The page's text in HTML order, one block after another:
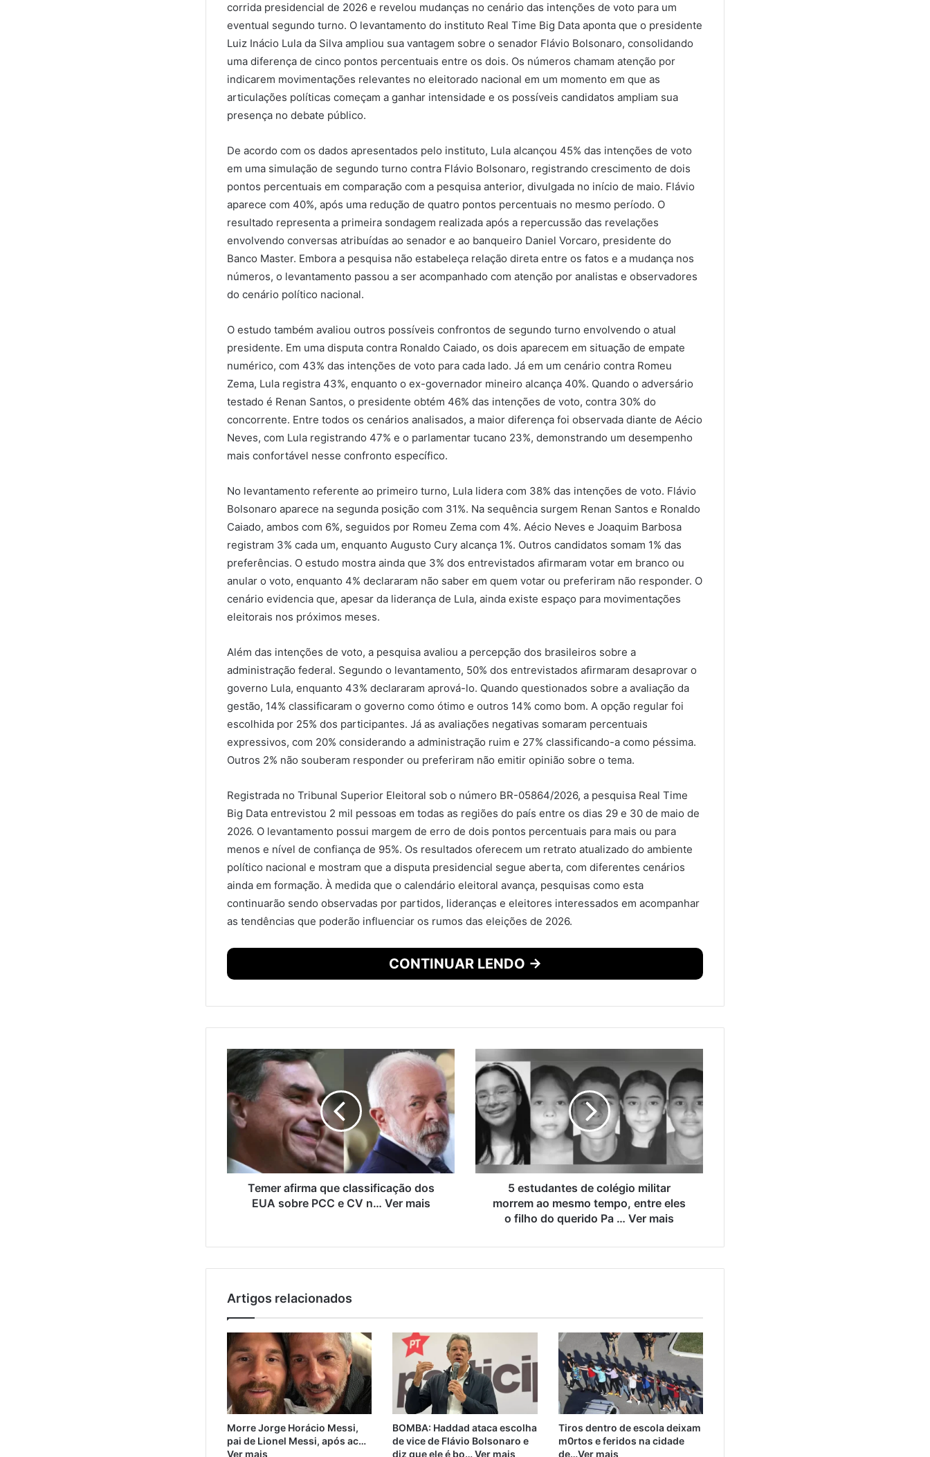
corrida presidencial de 2026 e revelou mudanças no cenário das intenções de voto para um
eventual segundo turno. O levantamento do instituto Real Time Big Data aponta que o presidente
Luiz Inácio Lula da Silva ampliou sua vantagem sobre o senador Flávio Bolsonaro, consolidando
uma diferença de cinco pontos percentuais entre os dois. Os números chamam atenção por
indicarem movimentações relevantes no eleitorado nacional em um momento em que as
articulações políticas começam a ganhar intensidade e os possíveis candidatos ampliam sua
presença no debate público.
De acordo com os dados apresentados pelo instituto, Lula alcançou 45% das intenções de voto
em uma simulação de segundo turno contra Flávio Bolsonaro, registrando crescimento de dois
pontos percentuais em comparação com a pesquisa anterior, divulgada no início de maio. Flávio
aparece com 40%, após uma redução de quatro pontos percentuais no mesmo período. O
resultado representa a primeira sondagem realizada após a repercussão das revelações
envolvendo conversas atribuídas ao senador e ao banqueiro Daniel Vorcaro, presidente do
Banco Master. Embora a pesquisa não estabeleça relação direta entre os fatos e a mudança nos
números, o levantamento passou a ser acompanhado com atenção por analistas e observadores
do cenário político nacional.
O estudo também avaliou outros possíveis confrontos de segundo turno envolvendo o atual
presidente. Em uma disputa contra Ronaldo Caiado, os dois aparecem em situação de empate
numérico, com 43% das intenções de voto para cada lado. Já em um cenário contra Romeu
Zema, Lula registra 43%, enquanto o ex-governador mineiro alcança 40%. Quando o adversário
testado é Renan Santos, o presidente obtém 46% das intenções de voto, contra 30% do
concorrente. Entre todos os cenários analisados, a maior diferença foi observada diante de Aécio
Neves, com Lula registrando 47% e o parlamentar tucano 23%, demonstrando um desempenho
mais confortável nesse confronto específico.
No levantamento referente ao primeiro turno, Lula lidera com 38% das intenções de voto. Flávio
Bolsonaro aparece na segunda posição com 31%. Na sequência surgem Renan Santos e Ronaldo
Caiado, ambos com 6%, seguidos por Romeu Zema com 4%. Aécio Neves e Joaquim Barbosa
registram 3% cada um, enquanto Augusto Cury alcança 1%. Outros candidatos somam 1% das
preferências. O estudo mostra ainda que 3% dos entrevistados afirmaram votar em branco ou
anular o voto, enquanto 4% declararam não saber em quem votar ou preferiram não responder. O
cenário evidencia que, apesar da liderança de Lula, ainda existe espaço para movimentações
eleitorais nos próximos meses.
Além das intenções de voto, a pesquisa avaliou a percepção dos brasileiros sobre a
administração federal. Segundo o levantamento, 50% dos entrevistados afirmaram desaprovar o
governo Lula, enquanto 43% declararam aprová-lo. Quando questionados sobre a avaliação da
gestão, 14% classificaram o governo como ótimo e outros 14% como bom. A opção regular foi
escolhida por 25% dos participantes. Já as avaliações negativas somaram percentuais
expressivos, com 20% considerando a administração ruim e 27% classificando-a como péssima.
Outros 2% não souberam responder ou preferiram não emitir opinião sobre o tema.
Registrada no Tribunal Superior Eleitoral sob o número BR-05864/2026, a pesquisa Real Time
Big Data entrevistou 2 mil pessoas em todas as regiões do país entre os dias 29 e 30 de maio de
2026. O levantamento possui margem de erro de dois pontos percentuais para mais ou para
menos e nível de confiança de 95%. Os resultados oferecem um retrato atualizado do ambiente
político nacional e mostram que a disputa presidencial segue aberta, com diferentes cenários
ainda em formação. À medida que o calendário eleitoral avança, pesquisas como esta
continuarão sendo observadas por partidos, lideranças e eleitores interessados em acompanhar
as tendências que poderão influenciar os rumos das eleições de 2026.
CONTINUAR LENDO →
Temer afirma que classificação dos
EUA sobre PCC e CV n… Ver mais
5 estudantes de colégio militar
morrem ao mesmo tempo, entre eles
o filho do querido Pa … Ver mais
Artigos relacionados
Morre Jorge Horácio Messi,
pai de Lionel Messi, após ac…
Ver mais
BOMBA: Haddad ataca escolha
de vice de Flávio Bolsonaro e
diz que ele é bo… Ver mais
Tiros dentro de escola deixam
m0rtos e feridos na cidade
de…Ver mais